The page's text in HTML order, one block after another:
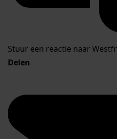
Stuur een reactie naar
Delen